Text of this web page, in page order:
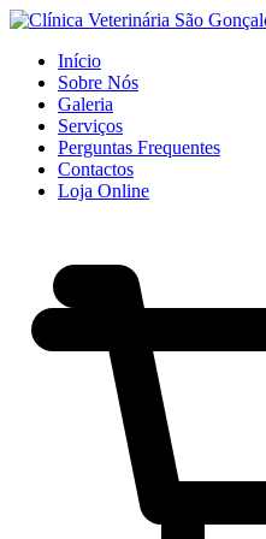
Início
Sobre Nós
Galeria
Serviços
Perguntas Frequentes
Contactos
Loja Online